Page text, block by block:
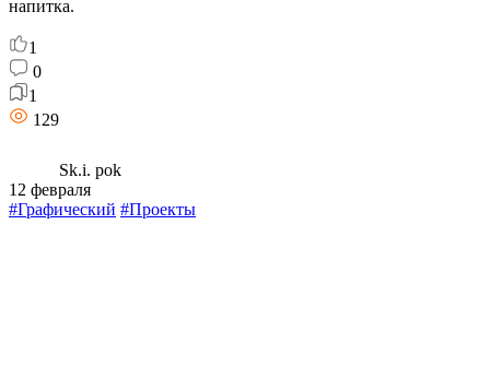
напитка.
1
0
1
129
Sk.i. pok
12 февраля
#Графический #Проекты